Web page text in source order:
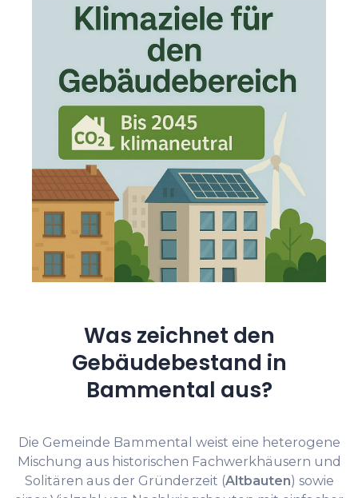
Was zeichnet den
Gebäudebestand in
Bammental aus?
Die Gemeinde Bammental weist eine heterogene
Mischung aus historischen Fachwerkhäusern und
Solitären aus der Gründerzeit (Altbauten) sowie